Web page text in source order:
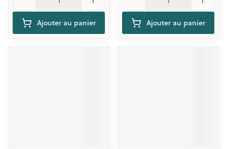
Ajouter au panier Ajouter au panier